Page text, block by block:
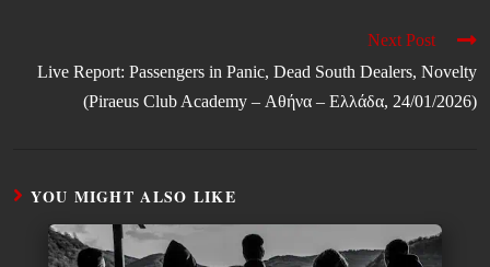
Next Post
Live Report: Passengers in Panic, Dead South Dealers, Novelty
(Piraeus Club Academy – Αθήνα – Ελλάδα, 24/01/2026)
YOU MIGHT ALSO LIKE